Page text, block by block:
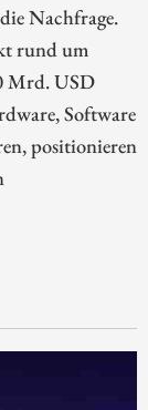
Nachfrage.
rund um
Mrd. USD
Software
positionieren